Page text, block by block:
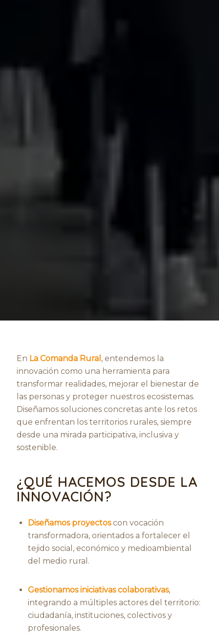
En La Comanda Rural , entendemos la
innovación como una herramienta para
transformar realidades, mejorar el bienestar de
las personas y proteger nuestros ecosistemas.
Diseñamos soluciones concretas ante los retos
que enfrentan los territorios rurales, siempre
desde una mirada participativa, inclusiva y
sostenible.
¿QUÉ HACEMOS DESDE LA
INNOVACIÓN?
Diseñamos proyectoscon vocación
transformadora, orientados a fortalecer el
tejido social, económico y medioambiental
del medio rural.
Gestionamos iniciativas colaborativas,
integrando a múltiples actores del territorio:
ciudadanía, instituciones, colectivos y
profesionales.